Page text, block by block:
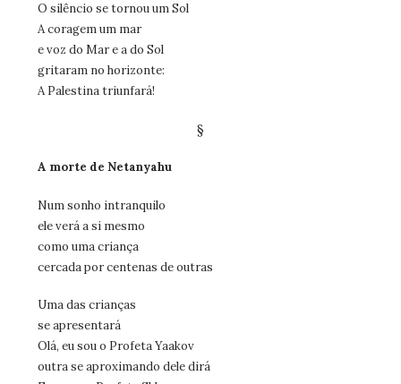
O silêncio se tornou um Sol
A coragem um mar
e voz do Mar e a do Sol
gritaram no horizonte:
A Palestina triunfará!
§
A morte de Netanyahu
Num sonho intranquilo
ele verá a si mesmo
como uma criança
cercada por centenas de outras
Uma das crianças
se apresentará
Olá, eu sou o Profeta Yaakov
outra se aproximando dele dirá